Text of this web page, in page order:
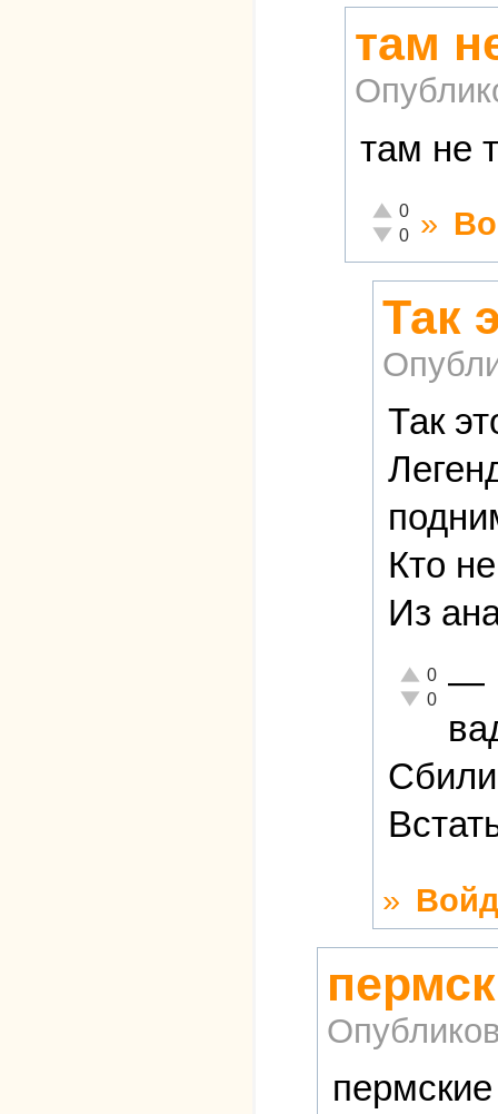
там
там не
Отлично!
0
Неадекватно!
0 »
Так
Так
Кто
Из
Отлично!
0
Неадекватно!
0 —
»